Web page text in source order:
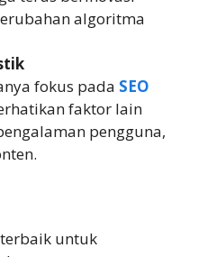
algoritma
fokus pada SEO
faktor lain
pengguna,
untuk